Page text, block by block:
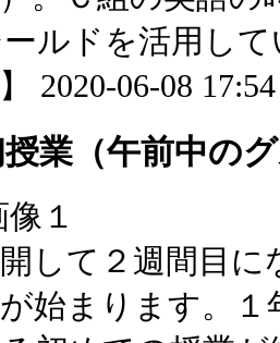
ルドを活用し
2020-06-08
授業（午前中の
して２週間目に
始まります。